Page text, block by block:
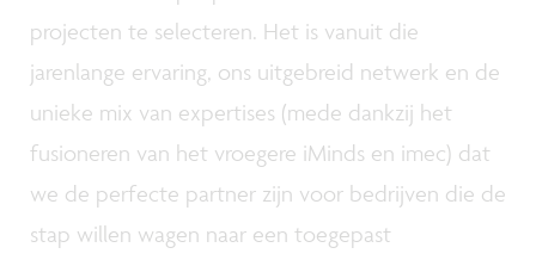
projecten te selecteren. Het is vanuit die
jarenlange ervaring, ons uitgebreid netwerk en de
unieke mix van expertises (mede dankzij het
fusioneren van het vroegere iMinds en imec) dat
we de perfecte partner zijn voor bedrijven die de
stap willen wagen naar een toegepast